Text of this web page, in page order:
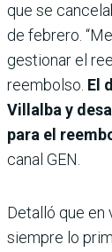
que se
de febrero.
gestionar el
reembolso. El
Villalba y
para el
canal GEN.
Detalló que en
siempre lo